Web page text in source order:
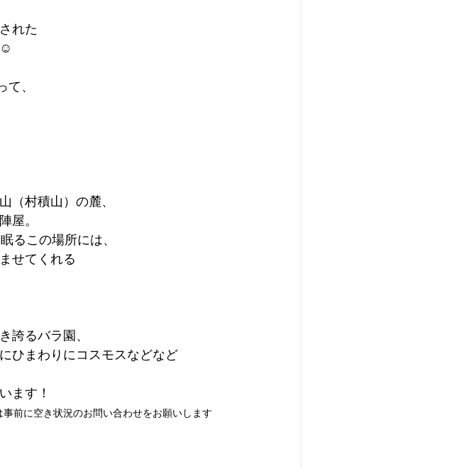
れた
☺︎
、
（村積山）の麓、
屋。
るこの場所には、
せてくれる
誇るバラ園、
ひまわりにコスモスなどなど
ます！
前に空き状況のお問い合わせをお願いします